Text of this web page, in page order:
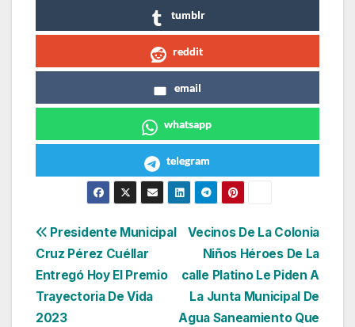
tumblr
reddit
email
whatsapp
telegram
Navegación
de
entradas
Vecinos De La Colonia
Niños Héroes De La
calle Platino Le Piden A
La Junta Municipal De
Agua Saneamiento Que
Presidente Municipal
Cruz Pérez Cuéllar
Entregó Hoy El Premio
Trayectoria De Vida
2023